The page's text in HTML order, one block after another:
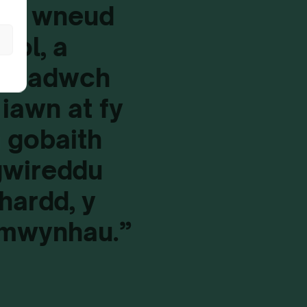
wneud
a
Cadwch
at fy
gobaith
y